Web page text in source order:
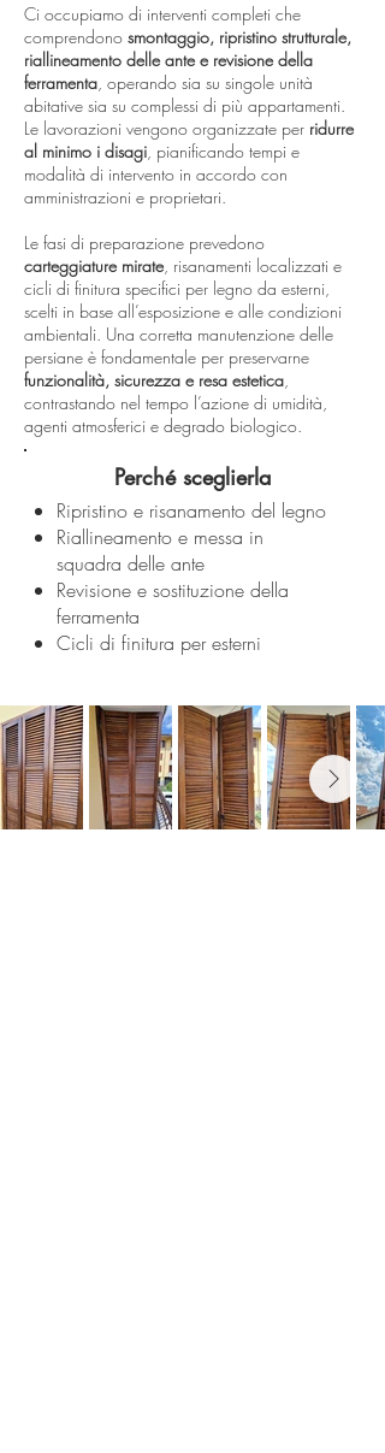
Ci occupiamo di interventi completi che
comprendono smontaggio, ripristino strutturale,
riallineamento delle ante e revisione della
ferramenta, operando sia su singole unità
abitative sia su complessi di più appartamenti.
Le lavorazioni vengono organizzate per ridurre
al minimo i disagi, pianificando tempi e
modalità di intervento in accordo con
amministrazioni e proprietari.
Le fasi di preparazione prevedono
carteggiature mirate, risanamenti localizzati e
cicli di finitura specifici per legno da esterni,
scelti in base all’esposizione e alle condizioni
ambientali. Una corretta manutenzione delle
persiane è fondamentale per preservarne
funzionalità, sicurezza e resa estetica,
contrastando nel tempo l’azione di umidità,
agenti atmosferici e degrado biologico.
Perché sceglierla
Ripristino e risanamento del legno
Riallineamento e messa in
squadra delle ante
Revisione e sostituzione della
ferramenta
Cicli di finitura per esterni